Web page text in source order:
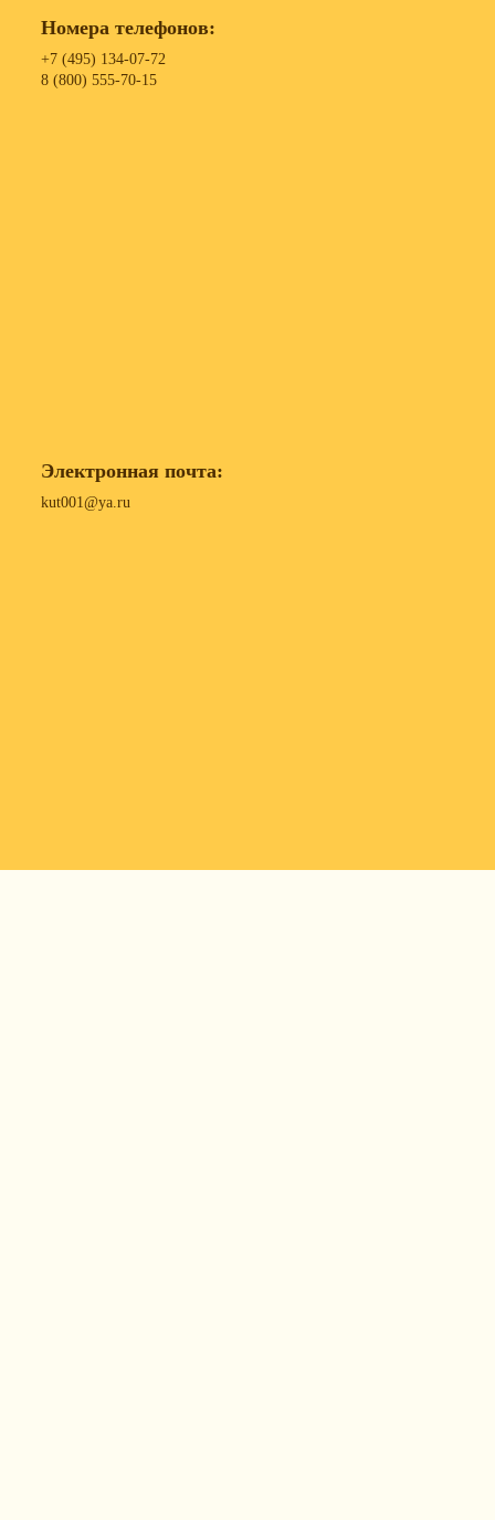
Номера телефонов:
+7 (495) 134-07-72
8 (800) 555-70-15
Электронная почта:
kut001@ya.ru